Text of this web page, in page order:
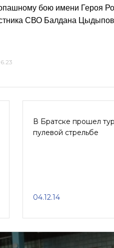
бою имени Героя
СВО Балдана
В Братске прошел
пулевой стрельбе
04.12.14